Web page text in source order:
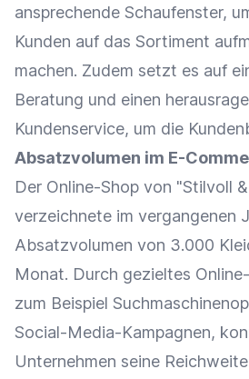
ansprechende Schaufenster,
Kunden auf das Sortiment
machen. Zudem setzt es auf
Beratung und einen
Kundenservice, um die
Absatzvolumen im E-
Der Online-Shop von "Stilvoll
verzeichnete im vergangenen
Absatzvolumen von 3.000
Monat. Durch gezieltes
zum Beispiel
Social-Media-Kampagnen,
Unternehmen seine Reichweite